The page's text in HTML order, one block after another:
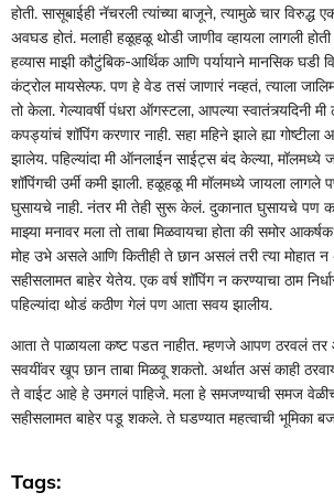
होती. सासूबाईही नॅचरली त्यांच्या बाजूने, त्यामुळे चार
अवघड होतं. मलाही हळूहळू थोडी जाणीव व्हायला लागली
हव्यास माझी कौटुंबिक-आर्थिक आणि पर्यायाने मानसिक
कंट्रोल मायसेल्फ. पण हे वेड तसं जाणारं नव्हतं, त्याला
तो केला. गेल्यावर्षी पंधरा ऑगस्टला, आपल्या स्वातंत्र्यदिनी
कपड्यांचं शॉपिंग करणार नाही. सहा महिने झाले ह्या गोष्टीला
झालेय. पहिल्यांदा मी ऑनलाईन साईट्स बंद केल्या, मॉलमध्ये
शॉपिंगची उर्मी कमी झाली. हळूहळू मी मॉलमध्ये जायला लागले
घुसायचे नाही. नंतर मी तेही सुरू केलं. दुकानात घुसायचे पण
माझ्या मनावर मला तो ताबा मिळवायचा होता की समोर
मोह उभे असले आणि कितीही ते छान असलं तरी त्या मोहात
सहीसलामत बाहेर येतेय. एक वर्ष शॉपिंग न करण्याचा ठाम
पहिल्यांदा थोडं कठीण गेलं पण आता सवय झालीय.
आता ते पाळायला कष्ट पडत नाहीत. म्हणजे आपण ठरवलं
सवयींवर खूप छान ताबा मिळवू शकतो. अर्थात असं काही
ते वाईट आहे हे उमगलं पाहिजे. मला हे समजण्याची समज
सहीसलामत बाहेर पडू शकले. ते घडण्यात महत्वाची भूमिका
Tags: